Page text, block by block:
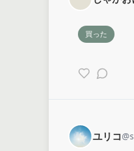
買った
ユリコ@